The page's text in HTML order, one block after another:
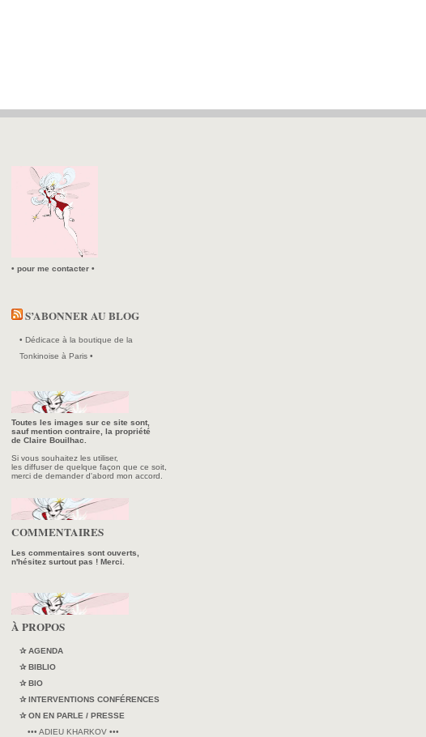
• pour me contacter •
S’ABONNER AU BLOG
• Dédicace à la boutique de la
Tonkinoise à Paris •
Toutes les images sur ce site sont,
sauf mention contraire, la propriété
de Claire Bouilhac.
Si vous souhaitez les utiliser,
les diffuser de quelque façon que ce soit,
merci de demander d'abord mon accord.
COMMENTAIRES
Les commentaires sont ouverts,
n'hésitez surtout pas ! Merci.
À PROPOS
✰ AGENDA
✰ BIBLIO
✰ BIO
✰ INTERVENTIONS CONFÉRENCES
✰ ON EN PARLE / PRESSE
••• ADIEU KHARKOV •••